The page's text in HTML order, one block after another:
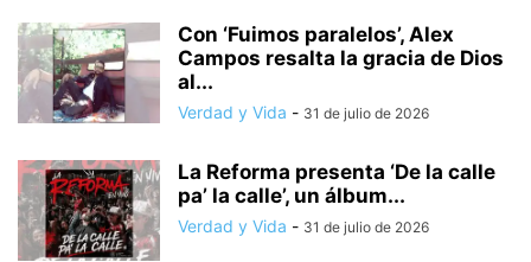
Con ‘Fuimos paralelos’, Alex
Campos resalta la gracia de Dios
al...
Verdad y Vida - 31 de julio de 2026
La Reforma presenta ‘De la calle
pa’ la calle’, un álbum...
Verdad y Vida - 31 de julio de 2026